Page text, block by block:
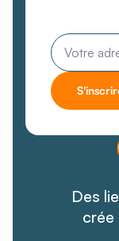
Email
Des